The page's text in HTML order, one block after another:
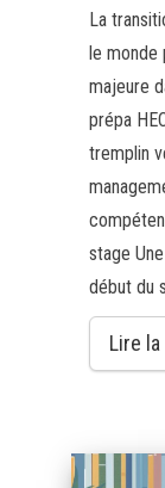
La
le monde
majeure
prépa
tremplin
stage
début du
Lire